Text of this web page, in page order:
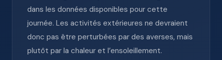
dans les données disponibles pour cette
journée. Les activités extérieures ne devraient
donc pas être perturbées par des averses, mais
plutôt par la chaleur et l’ensoleillement.